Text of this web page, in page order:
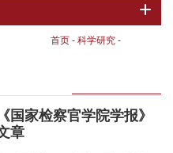
首页 - 科学研究 -
国家检察官学院学报》
章